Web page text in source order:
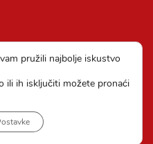
pružili najbolje iskustvo
ili ih isključiti možete pronaći